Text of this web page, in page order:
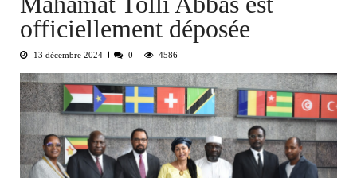
officiellement déposée
13 décembre 2024 0 4586